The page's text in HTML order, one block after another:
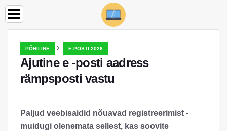
PÕHILINE › E-POSTI 2026
Ajutine e -posti aadress
rämpsposti vastu
Paljud veebisaidid nõuavad registreerimist -
muidugi olenemata sellest, kas soovite